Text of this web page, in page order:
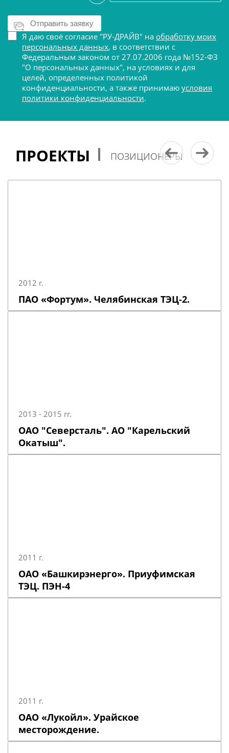
Я даю своё согласие "РУ-ДРАЙВ" на обработку моих
персональных данных, в соответствии с
Федеральным законом от 27.07.2006 года №152-ФЗ
"О персональных данных", на условиях и для
целей, определенных политикой
конфиденциальности, а также принимаю условия
политики конфиденциальности.
ПРОЕКТЫ ПОЗИЦИОНЕРЫ
2012 г.
ПАО «Фортум». Челябинская ТЭЦ-2.
2013 - 2015 гг.
ОАО "Северсталь". АО "Карельский
Окатыш".
2011 г.
ОАО «Башкирэнерго». Приуфимская
ТЭЦ. ПЭН-4
2011 г.
ОАО «Лукойл». Урайское
месторождение.